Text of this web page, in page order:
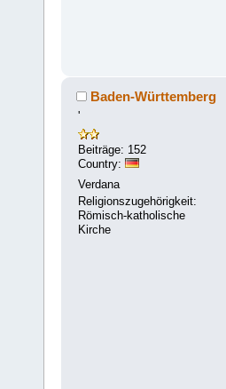
Baden-Württemberg
'
Beiträge: 152
Country:
Verdana
Religionszugehörigkeit:
Römisch-katholische
Kirche